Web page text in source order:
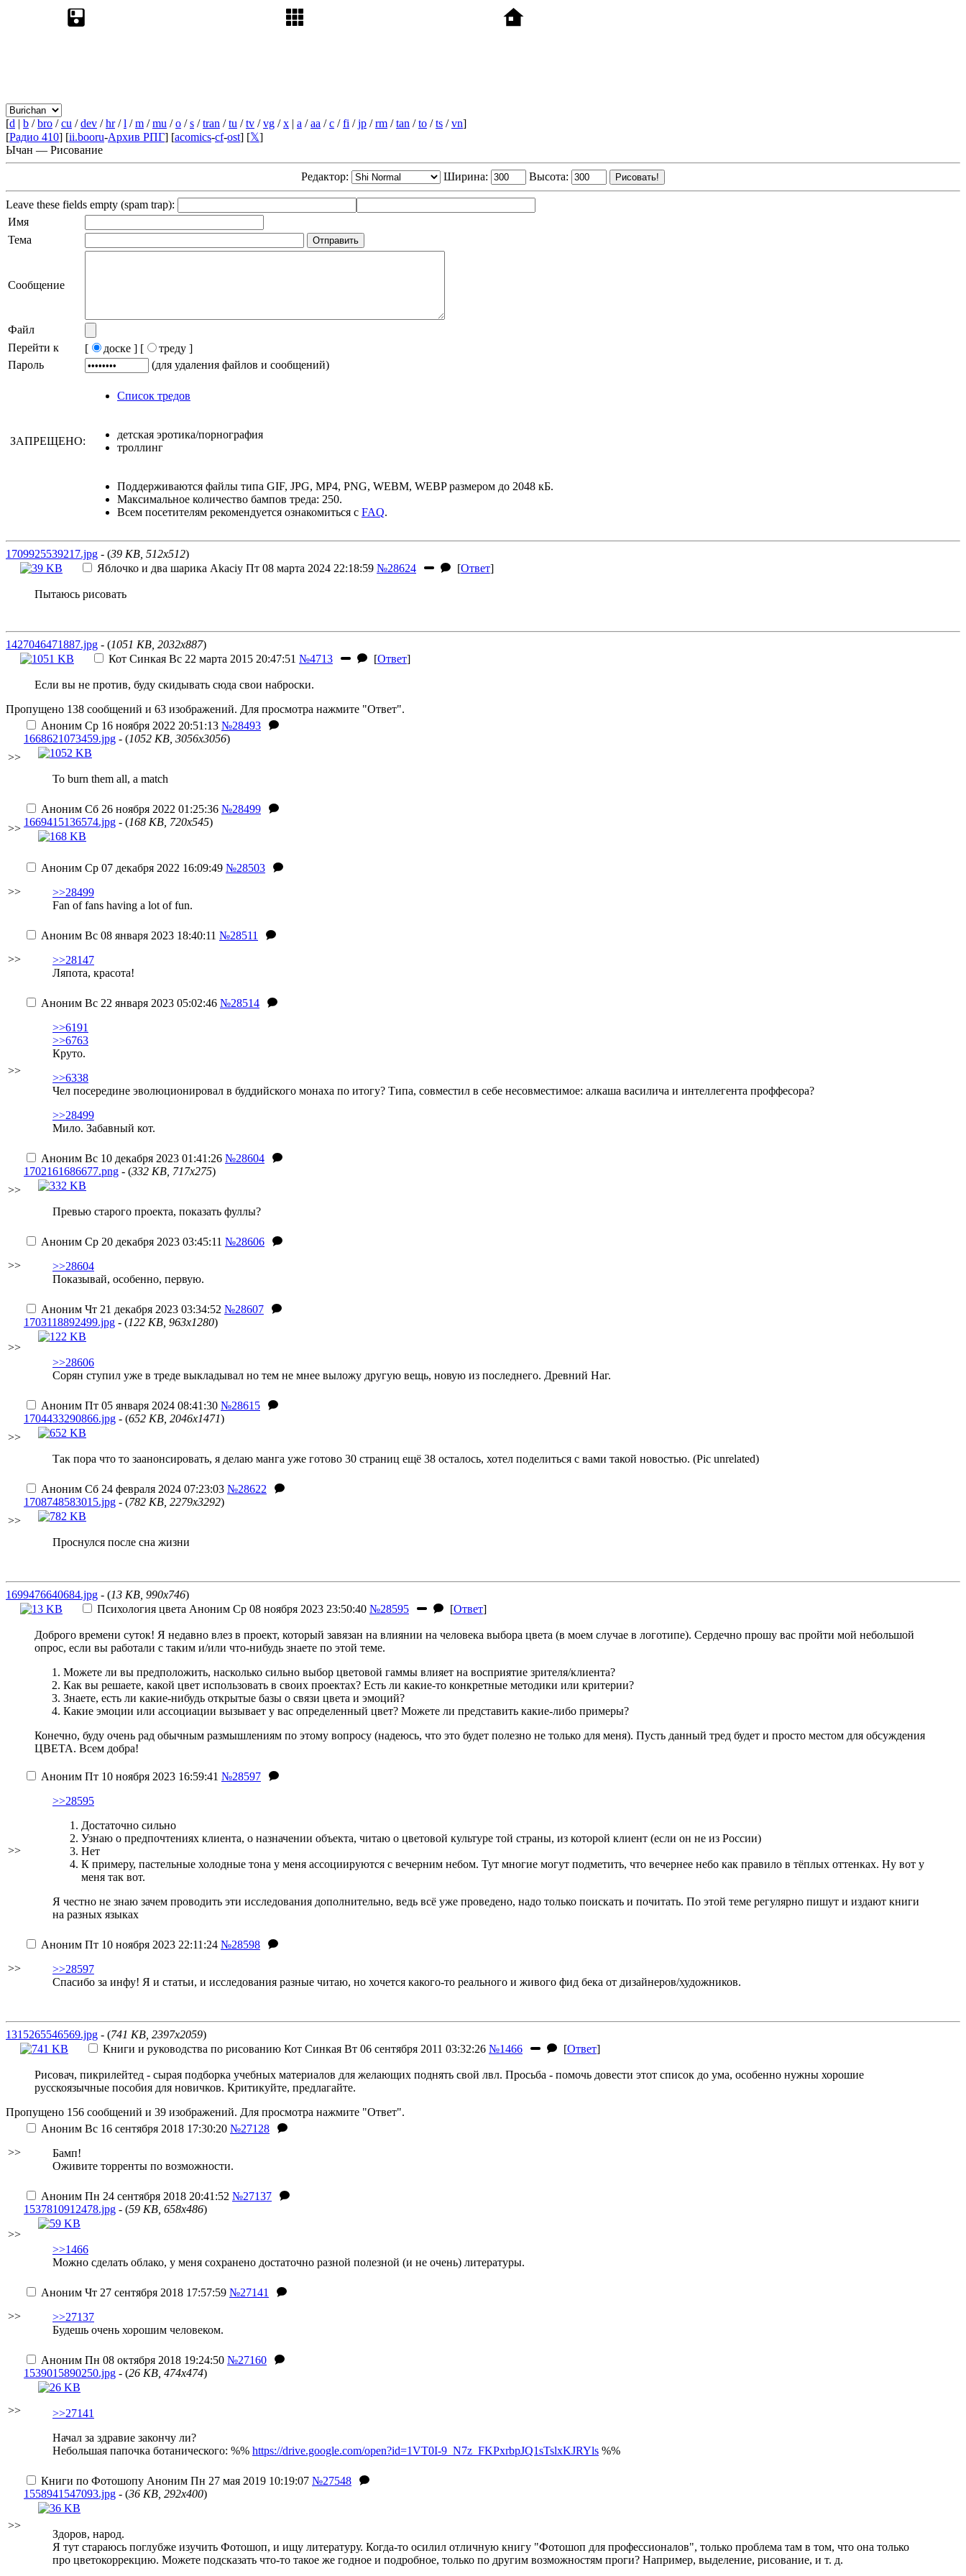
[d | b /bro /cu /dev /hr/l /m /mu /o /s /tran /tu /tv /vg /x | a /aa /c /fi /jp /rm /tan /to /ts /vn]
[Радио 410] [ii.booru-Архив РПГ] [acomics-cf-ost] [𝕏]
Ычан — Рисование
Редактор: Ширина: Высота:
Leave these fields empty (spam trap):
Имя
Тема
Сообщение
Файл
Перейти к
[ доске ] [
треду ]
Пароль
(для удаления файлов и сообщений)
Список тредов
ЗАПРЕЩЕНО:
детская эротика/порнография
троллинг
Поддерживаются файлы типа GIF, JPG, MP4, PNG, WEBM, WEBP размером до 2048 кБ.
Максимальное количество бампов треда: 250.
Всем посетителям рекомендуется ознакомиться с FAQ.
1709925539217.jpg - (39 KB, 512x512)
Яблочко и два шарика Akaciy Пт 08 марта 2024 22:18:59 №28624 [Ответ]
Пытаюсь рисовать
1427046471887.jpg - (1051 KB, 2032x887)
Кот Синкая Вс 22 марта 2015 20:47:51 №4713 [Ответ]
Если вы не против, буду скидывать сюда свои наброски.
Пропущено 138 сообщений и 63 изображений. Для просмотра нажмите "Ответ".
>>
Аноним Ср 16 ноября 2022 20:51:13 №28493
1668621073459.jpg - (1052 KB, 3056x3056)
To burn them all, a match
>>
Аноним Сб 26 ноября 2022 01:25:36 №28499
1669415136574.jpg - (168 KB, 720x545)
>>
Аноним Ср 07 декабря 2022 16:09:49 №28503
>>28499
Fan of fans having a lot of fun.
>>
Аноним Вс 08 января 2023 18:40:11 №28511
>>28147
Ляпота, красота!
>>
Аноним Вс 22 января 2023 05:02:46 №28514
>>6191
>>6763
Круто.
>>6338
Чел посередине эволюционировал в буддийского монаха по итогу? Типа, совместил в себе несовместимое: алкаша василича и интеллегента проффесора?
>>28499
Мило. Забавный кот.
>>
Аноним Вс 10 декабря 2023 01:41:26 №28604
1702161686677.png - (332 KB, 717x275)
Превью старого проекта, показать фуллы?
>>
Аноним Ср 20 декабря 2023 03:45:11 №28606
>>28604
Показывай, особенно, первую.
>>
Аноним Чт 21 декабря 2023 03:34:52 №28607
1703118892499.jpg - (122 KB, 963x1280)
>>28606
Сорян ступил уже в треде выкладывал но тем не мнее выложу другую вещь, новую из последнего. Древний Наг.
>>
Аноним Пт 05 января 2024 08:41:30 №28615
1704433290866.jpg - (652 KB, 2046x1471)
Так пора что то заанонсировать, я делаю манга уже готово 30 страниц ещё 38 осталось, хотел поделиться с вами такой новостью. (Pic unrelated)
>>
Аноним Сб 24 февраля 2024 07:23:03 №28622
1708748583015.jpg - (782 KB, 2279x3292)
Проснулся после сна жизни
1699476640684.jpg - (13 KB, 990x746)
Психология цвета Аноним Ср 08 ноября 2023 23:50:40 №28595 [Ответ]
Доброго времени суток! Я недавно влез в проект, который завязан на влиянии на человека выбора цвета (в моем случае в логотипе). Сердечно прошу вас пройти мой небольшой
опрос, если вы работали с таким и/или что-нибудь знаете по этой теме.
Можете ли вы предположить, насколько сильно выбор цветовой гаммы влияет на восприятие зрителя/клиента?
Как вы решаете, какой цвет использовать в своих проектах? Есть ли какие-то конкретные методики или критерии?
Знаете, есть ли какие-нибудь открытые базы о связи цвета и эмоций?
Какие эмоции или ассоциации вызывает у вас определенный цвет? Можете ли представить какие-либо примеры?
Конечно, буду очень рад обычным размышлениям по этому вопросу (надеюсь, что это будет полезно не только для меня). Пусть данный тред будет и просто местом для обсуждения
ЦВЕТА. Всем добра!
>>
Аноним Пт 10 ноября 2023 16:59:41 №28597
>>28595
Достаточно сильно
Узнаю о предпочтениях клиента, о назначении объекта, читаю о цветовой культуре той страны, из которой клиент (если он не из России)
Нет
К примеру, пастельные холодные тона у меня ассоциируются с вечерним небом. Тут многие могут подметить, что вечернее небо как правило в тёплых оттенках. Ну вот у
меня так вот.
Я честно не знаю зачем проводить эти исследования дополнительно, ведь всё уже проведено, надо только поискать и почитать. По этой теме регулярно пишут и издают книги
на разных языках
>>
Аноним Пт 10 ноября 2023 22:11:24 №28598
>>28597
Спасибо за инфу! Я и статьи, и исследования разные читаю, но хочется какого-то реального и живого фид бека от дизайнеров/художников.
1315265546569.jpg - (741 KB, 2397x2059)
Книги и руководства по рисованию Кот Синкая Вт 06 сентября 2011 03:32:26 №1466 [Ответ]
Рисовач, пикрилейтед - сырая подборка учебных материалов для желающих поднять свой лвл. Просьба - помочь довести этот список до ума, особенно нужны хорошие
русскоязычные пособия для новичков. Критикуйте, предлагайте.
Пропущено 156 сообщений и 39 изображений. Для просмотра нажмите "Ответ".
>>
Аноним Вс 16 сентября 2018 17:30:20 №27128
Бамп!
Оживите торренты по возможности.
>>
Аноним Пн 24 сентября 2018 20:41:52 №27137
1537810912478.jpg - (59 KB, 658x486)
>>1466
Можно сделать облако, у меня сохранено достаточно разной полезной (и не очень) литературы.
>>
Аноним Чт 27 сентября 2018 17:57:59 №27141
>>27137
Будешь очень хорошим человеком.
>>
Аноним Пн 08 октября 2018 19:24:50 №27160
1539015890250.jpg - (26 KB, 474x474)
>>27141
Начал за здравие закончу ли?
Небольшая папочка ботанического: %% https://drive.google.com/open?id=1VT0I-9_N7z_FKPxrbpJQ1sTslxKJRYls %%
>>
Книги по Фотошопу Аноним Пн 27 мая 2019 10:19:07 №27548
1558941547093.jpg - (36 KB, 292x400)
Здоров, народ.
Я тут стараюсь поглубже изучить Фотошоп, и ищу литературу. Когда-то осилил отличную книгу "Фотошоп для профессионалов", только проблема там в том, что она только
про цветокоррекцию. Можете подсказать что-то такое же годное и подробное, только по другим возможностям проги? Например, выделение, рисование, и т. д.